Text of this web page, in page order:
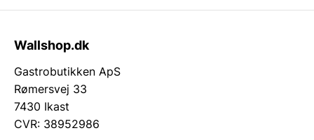
Wallshop.dk
Gastrobutikken ApS
Rømersvej 33
7430 Ikast
CVR: 38952986